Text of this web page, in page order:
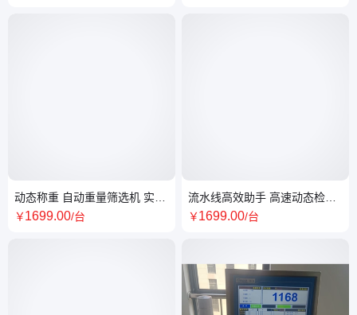
动态称重 自动重量筛选机 实时
数据反馈 高效精准分选
￥1699.00/台
流水线高效助手 高速动态检重
秤 实时称重精准把控
￥1699.00/台